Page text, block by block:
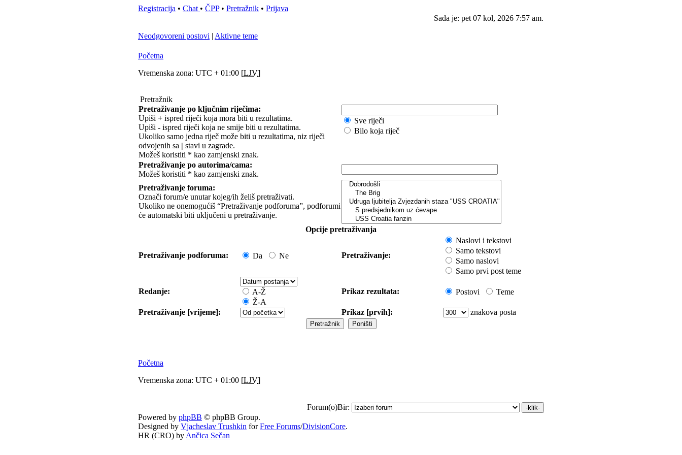
Registracija • Chat • ČPP• Pretražnik • Prijava
Sada je: pet 07 kol, 2026 7:57 am.
Neodgovoreni postovi | Aktivne teme
Početna
Vremenska zona: UTC + 01:00 [LJV]
Pretražnik
Pretraživanje po ključnim riječima:
Upiši + ispred riječi koja mora biti u rezultatima.
Upiši - ispred riječi koja ne smije biti u rezultatima.
Ukoliko samo jedna riječ može biti u rezultatima, niz riječi
odvojenih sa | stavi u zagrade.
Možeš koristiti * kao zamjenski znak.
Sve riječi
Bilo koja riječ
Pretraživanje po autorima/cama:
Možeš koristiti * kao zamjenski znak.
Pretraživanje foruma:
Označi forum/e unutar kojeg/ih želiš pretraživati.
Ukoliko ne onemogućiš “Pretraživanje podforuma”, podforumi
će automatski biti uključeni u pretraživanje.
Opcije pretraživanja
Pretraživanje podforuma: Da Ne Pretraživanje:
Naslovi i tekstovi
Samo tekstovi
Samo naslovi
Samo prvi post teme
Redanje:
A-Ž
Ž-A
Prikaz rezultata: Postovi Teme
Pretraživanje [vrijeme]: Prikaz [prvih]: znakova posta
Početna
Vremenska zona: UTC + 01:00 [LJV]
Forum(o)Bir:
Powered by phpBB © phpBB Group.
Designed by Vjacheslav Trushkin forFree Forums/DivisionCore.
HR (CRO) by Ančica Sečan